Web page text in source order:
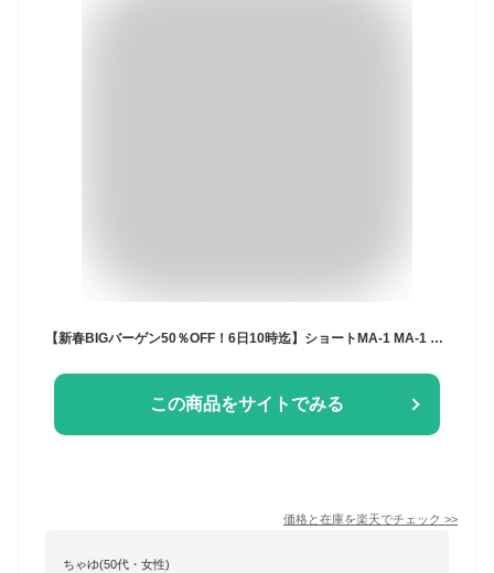
【新春BIGバーゲン50％OFF！6日10時迄】ショートMA-1 MA-1 レディース アウター・メール便不可(返品・キャンセル・交換不可)
この商品をサイトでみる
価格と在庫を楽天でチェック >>
ちゃゆ(50代・女性)